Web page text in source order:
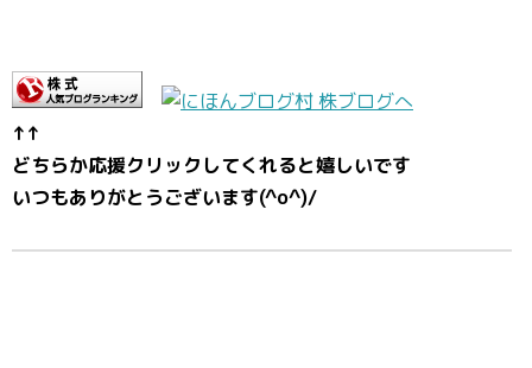
↑↑
どちらか応援クリックしてくれると嬉しいです
いつもありがとうございます(^o^)/